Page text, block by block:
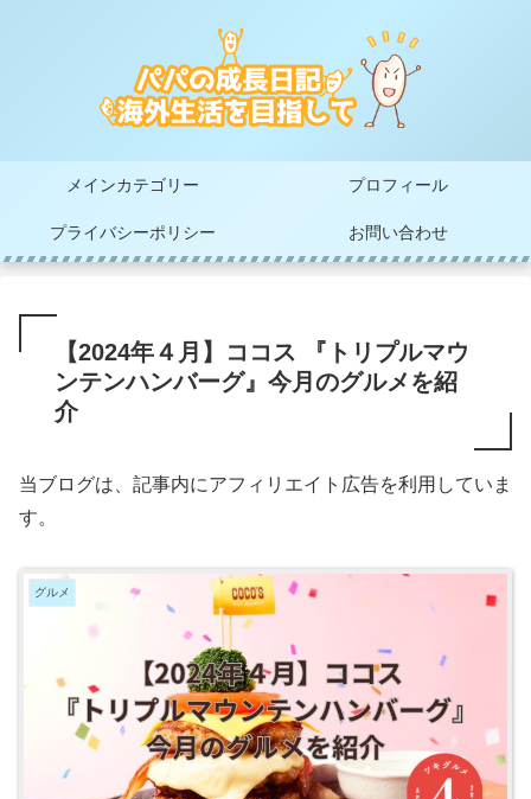
メインカテゴリー プロフィール
プライバシーポリシー お問い合わせ
【2024年４月】ココス 『トリプルマウ
ンテンハンバーグ』今月のグルメを紹
介
当ブログは、記事内にアフィリエイト広告を利用していま
す。
グルメ